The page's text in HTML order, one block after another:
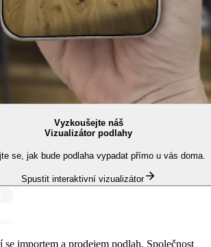
Vyzkoušejte náš
Vizualizátor podlahy
se, jak bude podlaha vypadat přímo u vás doma.
Spustit interaktivní vizualizátor
se importem a prodejem podlah. Společnost